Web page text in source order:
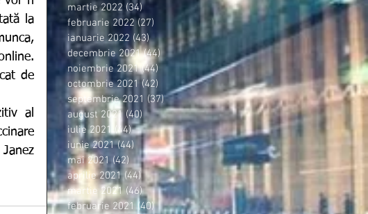
la
de
al
martie 2022 (34)34 postări
februarie 2022 (27) 27 postări
ianuarie 2022 (43)43 postări
decembrie 2021 (44) 44 postări
noiembrie 2021 (44) 44 postări
octombrie 2021 (42) 42 postări
septembrie 2021 (37)37 postări
august 2021 (40) 40 postări
iulie 2021 (44)44 postări
iunie 2021 (44) 44 postări
mai 2021 (42)42 postări
aprilie 2021 (44)44 postări
martie 2021 (46)46 postări
februarie 2021 (40)40 postări